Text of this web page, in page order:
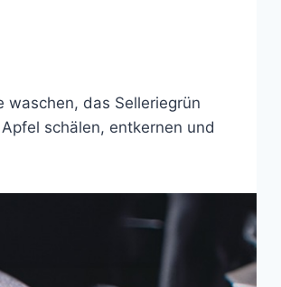
waschen, das Selleriegrün
schälen, entkernen und